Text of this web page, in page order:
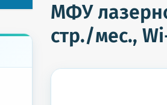
МФУ
стр./мес.,